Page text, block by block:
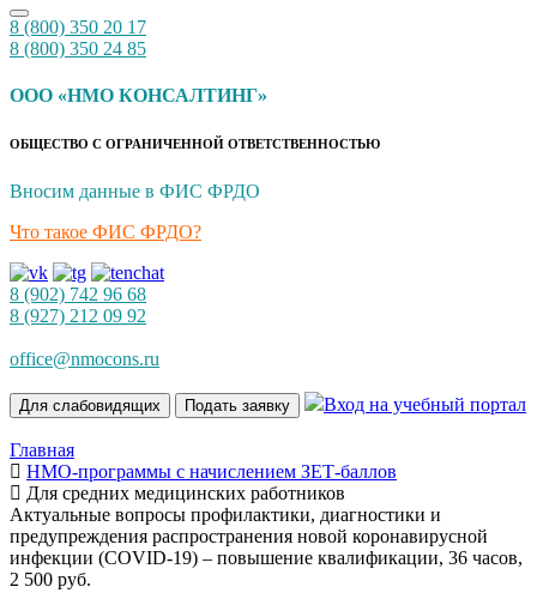
8 (800) 350 20 17
8 (800) 350 24 85
ООО «НМО КОНСАЛТИНГ»
ОБЩЕСТВО С ОГРАНИЧЕННОЙ ОТВЕТСТВЕННОСТЬЮ
Вносим данные в ФИС ФРДО
Что такое ФИС ФРДО?
8 (902) 742 96 68
8 (927) 212 09 92
office@nmocons.ru
Для слабовидящих Подать заявку Вход на учебный портал
Главная
НМО-программы с начислением ЗЕТ-баллов
Для средних медицинских работников
Актуальные вопросы профилактики, диагностики и
предупреждения распространения новой коронавирусной
инфекции (COVID-19) – повышение квалификации, 36 часов,
2 500 руб.